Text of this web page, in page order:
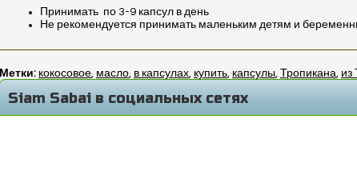
Принимать по 3-9 капсул в день
Не рекомендуется принимать маленьким детям и
Метки: кокосовое, масло, в капсулах, купить, капсулы, Тропикана, из
Siam Sabai в социальных сетях